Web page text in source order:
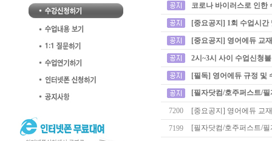
코로나 바이러스로 인한
[중요공지] 1회 수업시
[중요공지] 영어에듀 교
2시~3시 사이 수업신청
[필독] 영어에듀 규정 및
[필자닷컴/호주퍼스트/
7200 [중요공지] 영어에듀 교
7199 [필자닷컴/호주퍼스트/